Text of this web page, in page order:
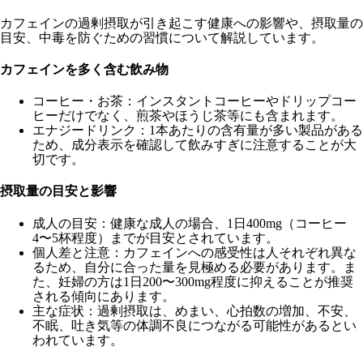
カフェインの過剰摂取が引き起こす健康への影響や、摂取量の
目安、中毒を防ぐための習慣について解説しています。
カフェインを多く含む飲み物
コーヒー・お茶 ：インスタントコーヒーやドリップコー
ヒーだけでなく、煎茶やほうじ茶等にも含まれます。
エナジードリンク ：1本あたりの含有量が多い製品がある
ため、成分表示を確認して飲みすぎに注意することが大
切です。
摂取量の目安と影響
成人の目安 ：健康な成人の場合、1日400mg（コーヒー
4〜5杯程度）までが目安とされています。
個人差と注意 ：カフェインへの感受性は人それぞれ異な
るため、自分に合った量を見極める必要があります。ま
た、妊婦の方は1日200〜300mg程度に抑えることが推奨
される傾向にあります。
主な症状 ：過剰摂取は、めまい、心拍数の増加、不安、
不眠、吐き気等の体調不良につながる可能性があるとい
われています。